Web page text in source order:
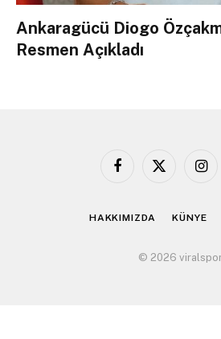
Ankaragücü Diogo
Resmen Açıkladı
Facebook
X
HAKKIMIZDA KÜNYE
© 2026